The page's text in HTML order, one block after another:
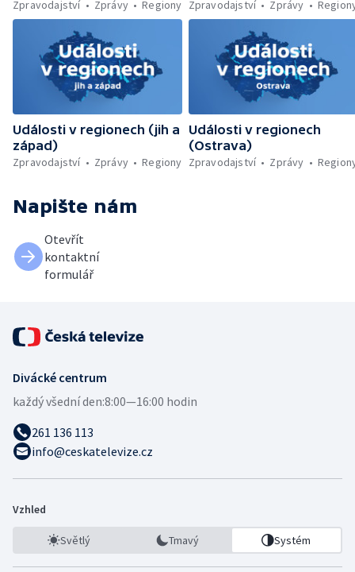
Zpravodajství
Zprávy Regiony Zpravodajství
Zprávy
Události v regionech (jih a
západ)
Zpravodajství
Zprávy Regiony
Události v regionech
(Ostrava)
Zpravodajství
Zprávy
Napište nám
Otevřít
kontaktní
formulář
Divácké centrum
každý všední den:8:00—16:00 hodin
261 136 113
info@ceskatelevize.cz
Vzhled
Světlý Tmavý Systém